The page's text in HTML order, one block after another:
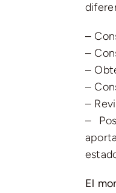
–
–
–
–
–
–
El